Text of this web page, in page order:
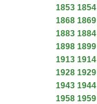
1853 1854
1868 1869
1883 1884
1898 1899
1913 1914
1928 1929
1943 1944
1958 1959